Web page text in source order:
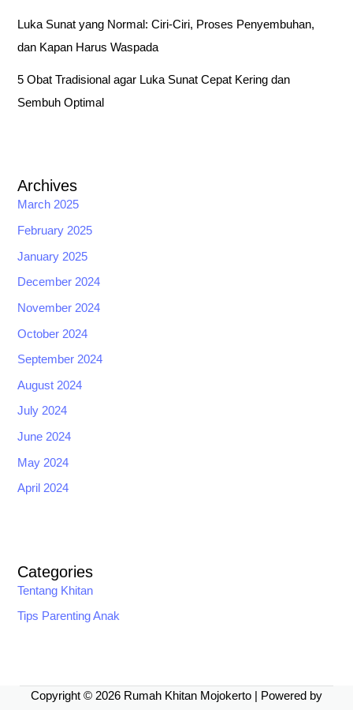
Luka Sunat yang Normal: Ciri-Ciri, Proses Penyembuhan,
dan Kapan Harus Waspada
5 Obat Tradisional agar Luka Sunat Cepat Kering dan
Sembuh Optimal
Archives
March 2025
February 2025
January 2025
December 2024
November 2024
October 2024
September 2024
August 2024
July 2024
June 2024
May 2024
April 2024
Categories
Tentang Khitan
Tips Parenting Anak
Copyright © 2026 Rumah Khitan Mojokerto | Powered by